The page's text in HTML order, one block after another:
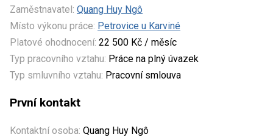
Zaměstnavatel: Quang Huy Ngô
Místo výkonu práce: Petrovice u Karviné
Platové ohodnocení: 22 500 Kč / měsíc
Typ pracovního vztahu: Práce na plný úvazek
Typ smluvního vztahu: Pracovní smlouva
První kontakt
Kontaktní osoba: Quang Huy Ngô